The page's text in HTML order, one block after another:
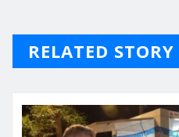
RELATED STORY